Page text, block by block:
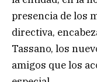
presencia de los
directiva,
Tassano, los
amigos que los